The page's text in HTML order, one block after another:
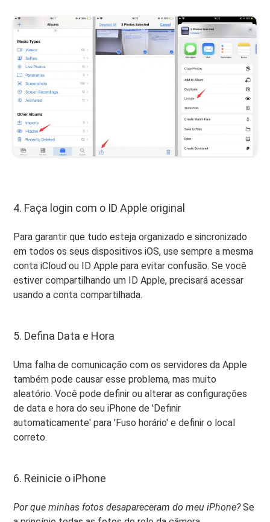
4. Faça login com o ID Apple original
Para garantir que tudo esteja organizado e sincronizado
em todos os seus dispositivos iOS, use sempre a mesma
conta iCloud ou ID Apple para evitar confusão. Se você
estiver compartilhando um ID Apple, precisará acessar
usando a conta compartilhada.
5. Defina Data e Hora
Uma falha de comunicação com os servidores da Apple
também pode causar esse problema, mas muito
aleatório. Você pode definir ou alterar as configurações
de data e hora do seu iPhone de 'Definir
automaticamente' para 'Fuso horário' e definir o local
correto.
6. Reinicie o iPhone
Por que minhas fotos desapareceram do meu iPhone?Se